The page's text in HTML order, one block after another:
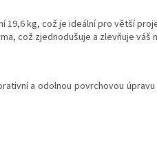
19,6 kg, což je ideální pro větší
což zjednodušuje a zlevňuje váš
a odolnou povrchovou